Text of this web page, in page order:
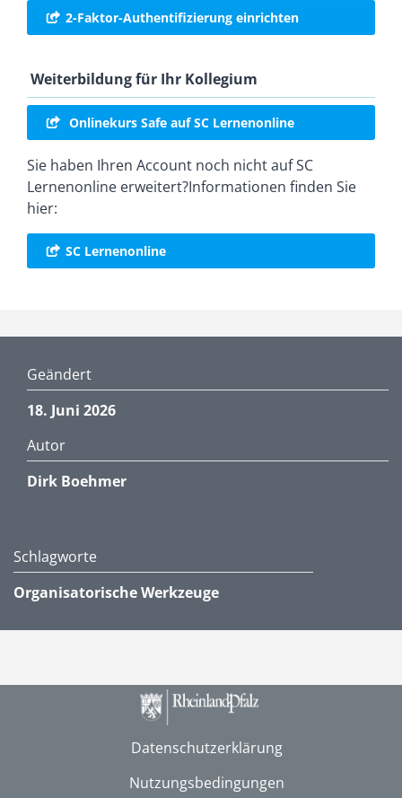
2-Faktor-Authentifizierung einrichten
Weiterbildung für Ihr Kollegium
Onlinekurs Safe auf SC Lernenonline
Sie haben Ihren Account noch nicht auf SC
Lernenonline erweitert?Informationen finden Sie
hier:
SC Lernenonline
Geändert
18. Juni 2026
Autor
Dirk Boehmer
Schlagworte
Organisatorische Werkzeuge
Datenschutzerklärung
Nutzungsbedingungen